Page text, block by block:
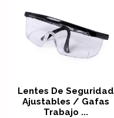
Lentes De Seguridad
Ajustables / Gafas
Trabajo ...